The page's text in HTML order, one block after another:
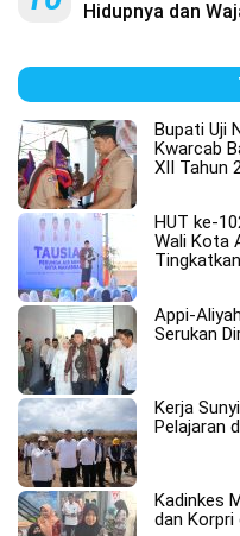
Hidupnya dan
Bupati Uji
Kwarcab
XII Tahun
HUT ke-
Wali Kota
Appi-
Serukan
Kerja
Pelajaran
Kadinkes
dan Korpri